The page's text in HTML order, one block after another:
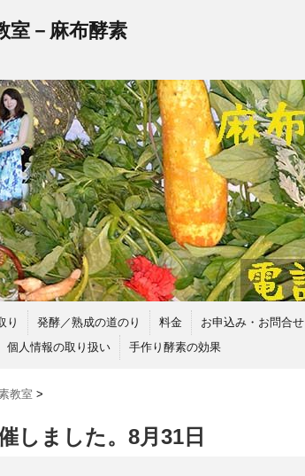
室－麻布酵素
り 発酵／熟成の道のり 料金 お申込み・お問合せ
個人情報の取り扱い 手作り酵素の効果
教室 >
しました。8月31日